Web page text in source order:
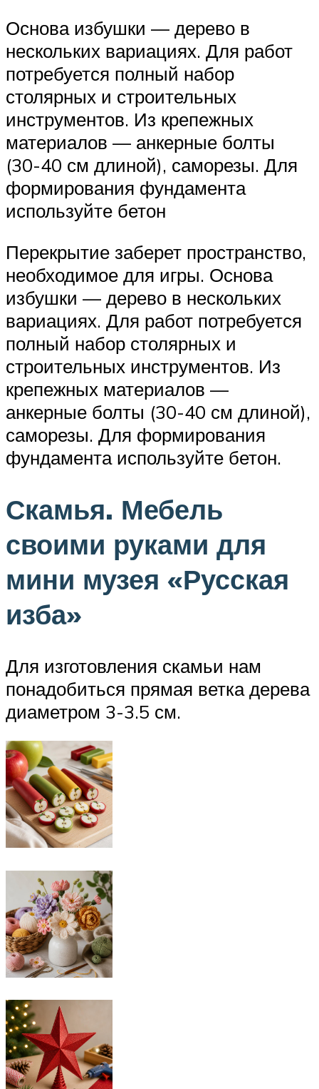
Основа избушки — дерево в
нескольких вариациях. Для работ
потребуется полный набор
столярных и строительных
инструментов. Из крепежных
материалов — анкерные болты
(30-40 см длиной), саморезы. Для
формирования фундамента
используйте бетон
Перекрытие заберет пространство,
необходимое для игры. Основа
избушки — дерево в нескольких
вариациях. Для работ потребуется
полный набор столярных и
строительных инструментов. Из
крепежных материалов —
анкерные болты (30-40 см длиной),
саморезы. Для формирования
фундамента используйте бетон.
Скамья. Мебель
своими руками для
мини музея «Русская
изба»
Для изготовления скамьи нам
понадобиться прямая ветка дерева
диаметром 3-3.5 см.